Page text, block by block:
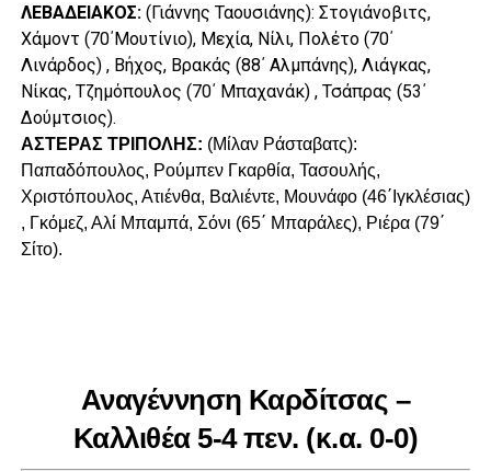
ΛΕΒΑΔΕΙΑΚΟΣ:(Γιάννης Ταουσιάνης): Στογιάνοβιτς,
Χάμοντ (70΄Μουτίνιο), Μεχία, Νίλι, Πολέτο (70΄
Λινάρδος) , Βήχος, Βρακάς (88΄ Αλμπάνης), Λιάγκας,
Νίκας, Τζημόπουλος (70΄ Μπαχανάκ) , Τσάπρας (53΄
Δούμτσιος).
ΑΣΤΕΡΑΣ ΤΡΙΠΟΛΗΣ: (Μίλαν Ράσταβατς):
Παπαδόπουλος, Ρούμπεν Γκαρθία, Τασουλής,
Χριστόπουλος, Ατιένθα, Βαλιέντε, Μουνάφο (46΄Ιγκλέσιας)
, Γκόμεζ, Αλί Μπαμπά, Σόνι (65΄ Μπαράλες), Ριέρα (79΄
Σίτο).
Αναγέννηση Καρδίτσας –
Καλλιθέα 5-4 πεν. (κ.α. 0-0)